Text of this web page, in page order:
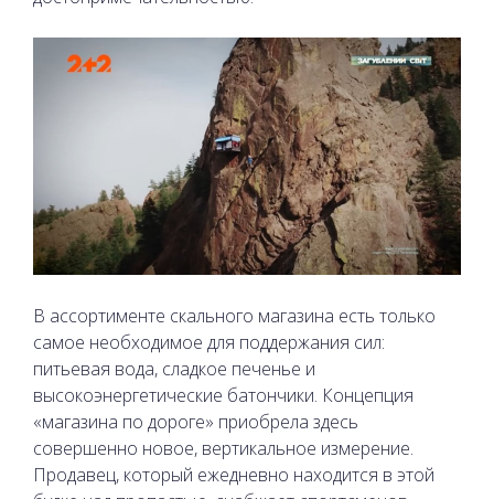
В ассортименте скального магазина есть только
самое необходимое для поддержания сил:
питьевая вода, сладкое печенье и
высокоэнергетические батончики. Концепция
«магазина по дороге» приобрела здесь
совершенно новое, вертикальное измерение.
Продавец, который ежедневно находится в этой